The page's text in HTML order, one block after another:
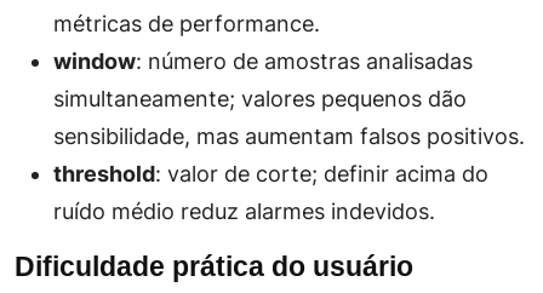
métricas de performance.
window: número de amostras analisadas
simultaneamente; valores pequenos dão
sensibilidade, mas aumentam falsos positivos.
threshold: valor de corte; definir acima do
ruído médio reduz alarmes indevidos.
Dificuldade prática do usuário